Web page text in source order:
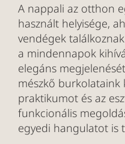
A nappali az otthon
használt helyisége,
vendégek
a mindennapok
elegáns
mészkő burkolataink
praktikumot és az
funkcionális
egyedi hangulatot is